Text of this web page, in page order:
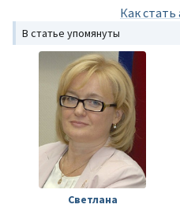
Как
В статье упомянуты
Светлана